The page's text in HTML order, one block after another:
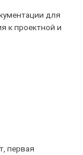
для
к проектной и
первая